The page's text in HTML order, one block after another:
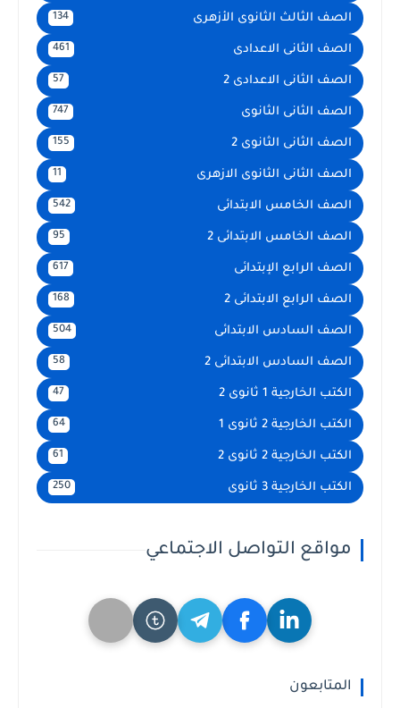
الصف الثالث الثانوى الأزهرى 134
الصف الثانى الاعدادى 461
الصف الثانى الاعدادى 2 57
الصف الثانى الثانوى 747
الصف الثانى الثانوى 2 155
الصف الثانى الثانوى الازهرى 11
الصف الخامس الابتدائى 542
الصف الخامس الابتدائى 2 95
الصف الرابع الإبتدائى 617
الصف الرابع الابتدائى 2 168
الصف السادس الابتدائى 504
الصف السادس الابتدائى 2 58
الكتب الخارجية 1 ثانوى 2 47
الكتب الخارجية 2 ثانوى 1 64
الكتب الخارجية 2 ثانوى 2 61
الكتب الخارجية 3 ثانوى 250
مواقع التواصل الاجتماعي
المتابعون